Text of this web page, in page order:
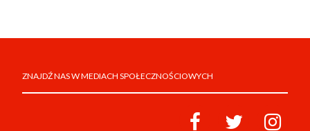
ZNAJDŹ NAS W MEDIACH SPOŁECZNOŚCIOWYCH